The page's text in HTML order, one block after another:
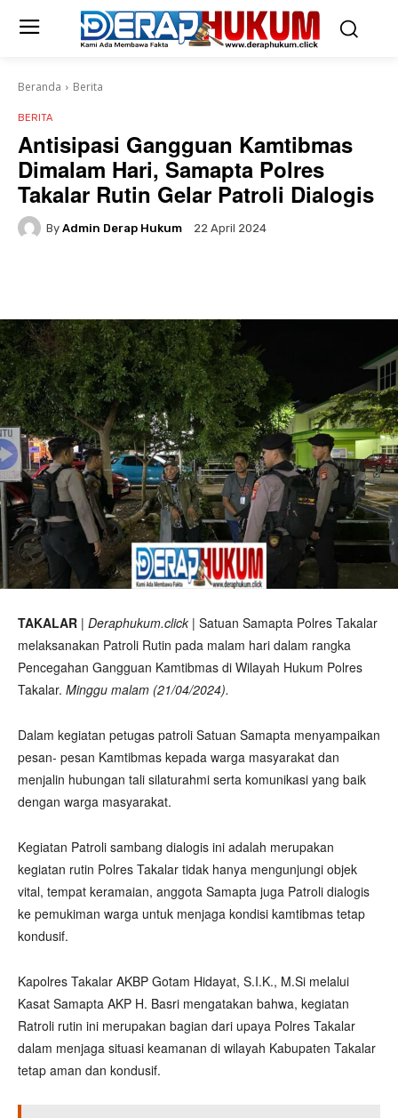
Beranda Berita
BERITA
Antisipasi Gangguan Kamtibmas
Dimalam Hari, Samapta Polres
Takalar Rutin Gelar Patroli Dialogis
By Admin Derap Hukum 22 April 2024
TAKALAR | Deraphukum.click | Satuan Samapta Polres Takalar
melaksanakan Patroli Rutin pada malam hari dalam rangka
Pencegahan Gangguan Kamtibmas di Wilayah Hukum Polres
Takalar. Minggu malam (21/04/2024).
Dalam kegiatan petugas patroli Satuan Samapta menyampaikan
pesan- pesan Kamtibmas kepada warga masyarakat dan
menjalin hubungan tali silaturahmi serta komunikasi yang baik
dengan warga masyarakat.
Kegiatan Patroli sambang dialogis ini adalah merupakan
kegiatan rutin Polres Takalar tidak hanya mengunjungi objek
vital, tempat keramaian, anggota Samapta juga Patroli dialogis
ke pemukiman warga untuk menjaga kondisi kamtibmas tetap
kondusif.
Kapolres Takalar AKBP Gotam Hidayat, S.I.K., M.Si melalui
Kasat Samapta AKP H. Basri mengatakan bahwa, kegiatan
Ratroli rutin ini merupakan bagian dari upaya Polres Takalar
dalam menjaga situasi keamanan di wilayah Kabupaten Takalar
tetap aman dan kondusif.